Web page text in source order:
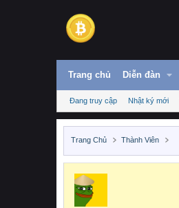
Trang chủ Diễn đàn
Đang truy cập Nhật ký mới
Trang Chủ Thành Viên